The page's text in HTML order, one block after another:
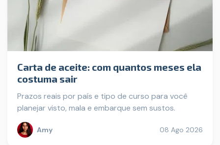
Carta de aceite: com quantos meses ela
costuma sair
Prazos reais por país e tipo de curso para você
planejar visto, mala e embarque sem sustos.
Amy 08 Ago 2026